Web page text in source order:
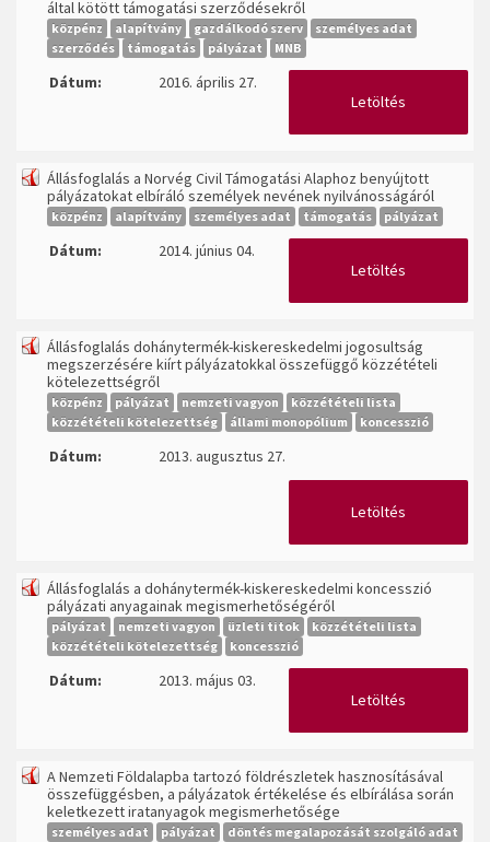
által kötött támogatási szerződésekről
közpénz alapítvány gazdálkodó szerv
személyes adat
szerződés
támogatás pályázat MNB
Dátum:
2016. április 27.
Letöltés
Állásfoglalás a Norvég Civil Támogatási Alaphoz benyújtott
pályázatokat elbíráló személyek nevének nyilvánosságáról
közpénz alapítvány személyes adat támogatás pályázat
Dátum:
2014. június 04.
Letöltés
Állásfoglalás dohánytermék-kiskereskedelmi jogosultság
megszerzésére kiírt pályázatokkal összefüggő közzétételi
kötelezettségről
közpénz pályázat nemzeti vagyon
közzétételi lista
közzétételi kötelezettség
állami monopólium koncesszió
Dátum: 2013. augusztus 27.
Letöltés
Állásfoglalás a dohánytermék-kiskereskedelmi koncesszió
pályázati anyagainak megismerhetőségéről
pályázat nemzeti vagyon üzleti titok
közzétételi lista
közzétételi kötelezettség
koncesszió
Dátum:
2013. május 03.
Letöltés
A Nemzeti Földalapba tartozó földrészletek hasznosításával
összefüggésben, a pályázatok értékelése és elbírálása során
keletkezett iratanyagok megismerhetősége
személyes adat pályázat
döntés megalapozását szolgáló adat